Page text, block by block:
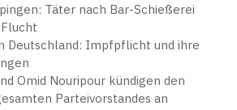
Täter nach Bar-Schießerei
Deutschland: Impfpflicht und ihre
Omid Nouripour kündigen den
Parteivorstandes an